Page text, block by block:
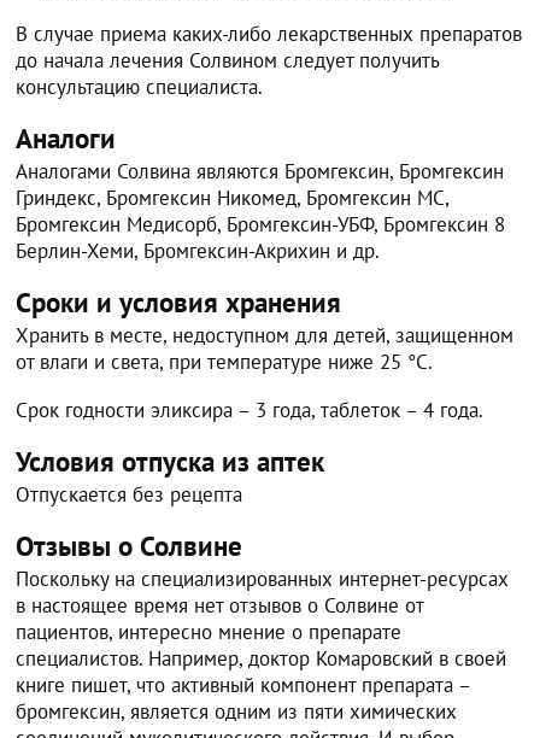
В случае приема каких-либо лекарственных препаратов
до начала лечения Солвином следует получить
консультацию специалиста.
Аналоги
Аналогами Солвина являются Бромгексин, Бромгексин
Гриндекс, Бромгексин Никомед, Бромгексин МС,
Бромгексин Медисорб, Бромгексин-УБФ, Бромгексин 8
Берлин-Хеми, Бромгексин-Акрихин и др.
Сроки и условия хранения
Хранить в месте, недоступном для детей, защищенном
от влаги и света, при температуре ниже 25 °C.
Срок годности эликсира – 3 года, таблеток – 4 года.
Условия отпуска из аптек
Отпускается без рецепта
Отзывы о Солвине
Поскольку на специализированных интернет-ресурсах
в настоящее время нет отзывов о Солвине от
пациентов, интересно мнение о препарате
специалистов. Например, доктор Комаровский в своей
книге пишет, что активный компонент препарата –
бромгексин, является одним из пяти химических